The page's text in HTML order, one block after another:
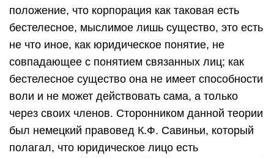
положение, что корпорация как таковая есть
бестелесное, мыслимое лишь существо, это есть
не что иное, как юридическое понятие, не
совпадающее с понятием связанных лиц; как
бестелесное существо она не имеет способности
воли и не может действовать сама, а только
через своих членов. Сторонником данной теории
был немецкий правовед К.Ф. Савиньи, который
полагал, что юридическое лицо есть